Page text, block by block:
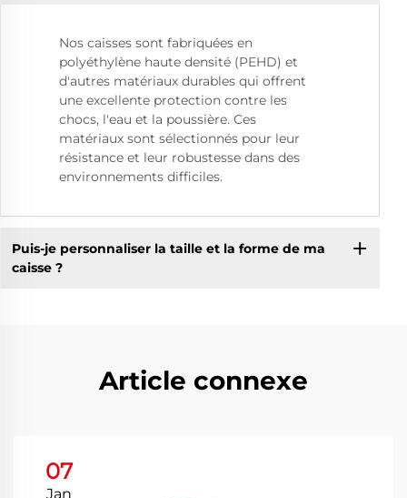
Nos caisses sont fabriquées en
polyéthylène haute densité (PEHD) et
d'autres matériaux durables qui offrent
une excellente protection contre les
chocs, l'eau et la poussière. Ces
matériaux sont sélectionnés pour leur
résistance et leur robustesse dans des
environnements difficiles.
Puis-je personnaliser la taille et la forme de ma
caisse ?
Article connexe
07
Jan